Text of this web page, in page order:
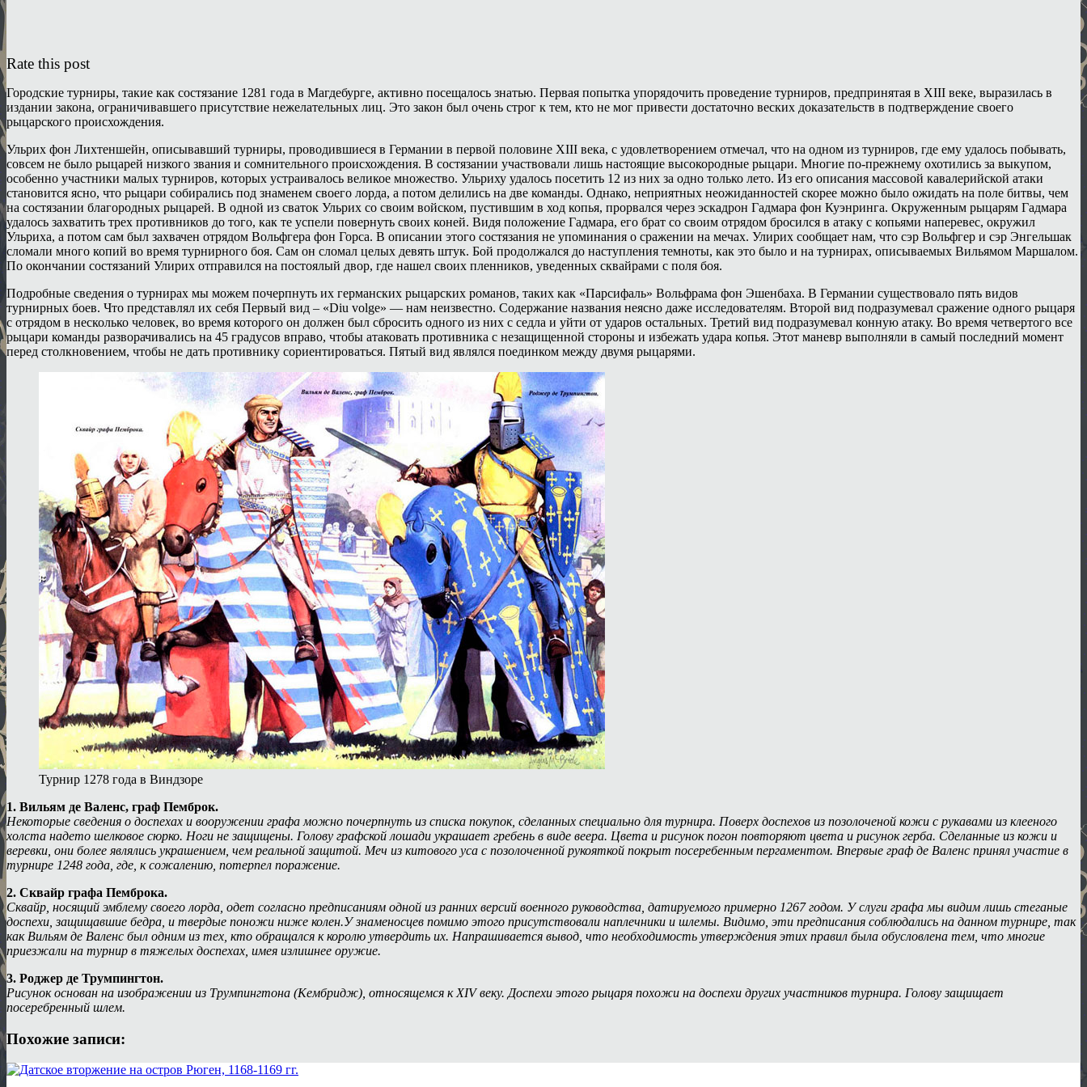
Rate this post
Городские турниры, такие как состязание 1281 года в Магдебурге, активно посещалось знатью. Первая попытка упорядочить проведение турниров, предпринятая в XIII веке, выразилась в
издании закона, ограничивавшего присутствие нежелательных лиц. Это закон был очень строг к тем, кто не мог привести достаточно веских доказательств в подтверждение своего
рыцарского происхождения.
Ульрих фон Лихтеншейн, описывавший турниры, проводившиеся в Германии в первой половине XIII века, с удовлетворением отмечал, что на одном из турниров, где ему удалось побывать,
совсем не было рыцарей низкого звания и сомнительного происхождения. В состязании участвовали лишь настоящие высокородные рыцари. Многие по-прежнему охотились за выкупом,
особенно участники малых турниров, которых устраивалось великое множество. Ульриху удалось посетить 12 из них за одно только лето. Из его описания массовой кавалерийской атаки
становится ясно, что рыцари собирались под знаменем своего лорда, а потом делились на две команды. Однако, неприятных неожиданностей скорее можно было ожидать на поле битвы, чем
на состязании благородных рыцарей. В одной из сваток Ульрих со своим войском, пустившим в ход копья, прорвался через эскадрон Гадмара фон Куэнринга. Окруженным рыцарям Гадмара
удалось захватить трех противников до того, как те успели повернуть своих коней. Видя положение Гадмара, его брат со своим отрядом бросился в атаку с копьями наперевес, окружил
Ульриха, а потом сам был захвачен отрядом Вольфгера фон Горса. В описании этого состязания не упоминания о сражении на мечах. Улирих сообщает нам, что сэр Вольфгер и сэр Энгельшак
сломали много копий во время турнирного боя. Сам он сломал целых девять штук. Бой продолжался до наступления темноты, как это было и на турнирах, описываемых Вильямом Маршалом.
По окончании состязаний Улирих отправился на постоялый двор, где нашел своих пленников, уведенных сквайрами с поля боя.
Подробные сведения о турнирах мы можем почерпнуть их германских рыцарских романов, таких как «Парсифаль» Вольфрама фон Эшенбаха. В Германии существовало пять видов
турнирных боев. Что представлял их себя Первый вид – «Diu volge» — нам неизвестно. Содержание названия неясно даже исследователям. Второй вид подразумевал сражение одного рыцаря
с отрядом в несколько человек, во время которого он должен был сбросить одного из них с седла и уйти от ударов остальных. Третий вид подразумевал конную атаку. Во время четвертого все
рыцари команды разворачивались на 45 градусов вправо, чтобы атаковать противника с незащищенной стороны и избежать удара копья. Этот маневр выполняли в самый последний момент
перед столкновением, чтобы не дать противнику сориентироваться. Пятый вид являлся поединком между двумя рыцарями.
Турнир 1278 года в Виндзоре
1. Вильям де Валенс, граф Пемброк.
Некоторые сведения о доспехах и вооружении графа можно почерпнуть из списка покупок, сделанных специально для турнира. Поверх доспехов из позолоченой кожи с рукавами из клееного
холста надето шелковое сюрко. Ноги не защищены. Голову графской лошади украшает гребень в виде веера. Цвета и рисунок погон повторяют цвета и рисунок герба. Сделанные из кожи и
веревки, они более являлись украшением, чем реальной защитой. Меч из китового уса с позолоченной рукояткой покрыт посеребенным пергаментом. Впервые граф де Валенс принял участие в
турнире 1248 года, где, к сожалению, потерпел поражение.
2. Сквайр графа Пемброка.
Сквайр, носящий эмблему своего лорда, одет согласно предписаниям одной из ранних версий военного руководства, датируемого примерно 1267 годом. У слуги графа мы видим лишь стеганые
доспехи, защищавшие бедра, и твердые поножи ниже колен.У знаменосцев помимо этого присутствовали наплечники и шлемы. Видимо, эти предписания соблюдались на данном турнире, так
как Вильям де Валенс был одним из тех, кто обращался к королю утвердить их. Напрашивается вывод, что необходимость утверждения этих правил была обусловлена тем, что многие
приезжали на турнир в тяжелых доспехах, имея излишнее оружие.
3. Роджер де Трумпингтон.
Рисунок основан на изображении из Трумпингтона (Кембридж), относящемся к XIV веку. Доспехи этого рыцаря похожи на доспехи других участников турнира. Голову защищает
посеребренный шлем.
Похожие записи: